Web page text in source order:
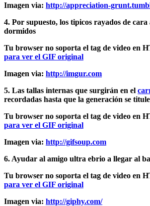
Imagen via: http://appreciation-
4. Por supuesto, los tipicos rayados de cara
dormidos
Tu browser no soporta el tag de video en
para ver el GIF original
Imagen via: http://imgur.com
5. Las tallas internas que surgirán en el
recordadas hasta que la generación se titule
Tu browser no soporta el tag de video en
para ver el GIF original
Imagen via: http://gifsoup.com
6. Ayudar al amigo ultra ebrio a llegar al
Tu browser no soporta el tag de video en
para ver el GIF original
Imagen via: http://giphy.com/